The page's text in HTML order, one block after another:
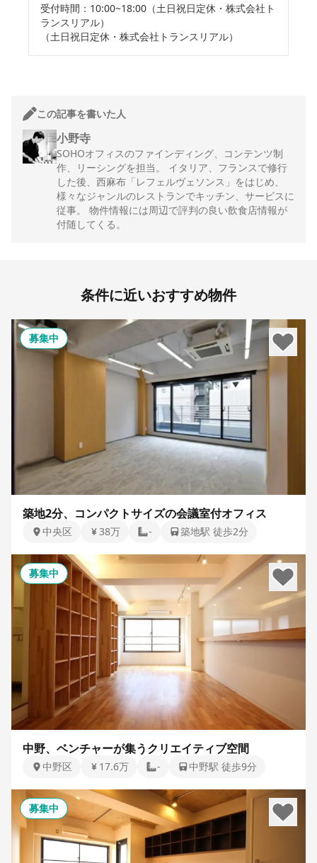
受付時間：10:00~18:00 （土日祝日定休・株式会社ト
ランスリアル）
（土日祝日定休・株式会社トランスリアル）
この記事を書いた人
小野寺
SOHOオフィスのファインディング、コンテンツ制
作、リーシングを担当。 イタリア、フランスで修行
した後、西麻布「レフェルヴェソンス」をはじめ、
様々なジャンルのレストランでキッチン、サービスに
従事。 物件情報には周辺で評判の良い飲食店情報が
付随してくる。
条件に近いおすすめ物件
募集中
築地2分、コンパクトサイズの会議室付オフィス
中央区 38万 - 築地駅 徒歩2分
募集中
中野、ベンチャーが集うクリエイティブ空間
中野区 17.6万 - 中野駅 徒歩9分
募集中